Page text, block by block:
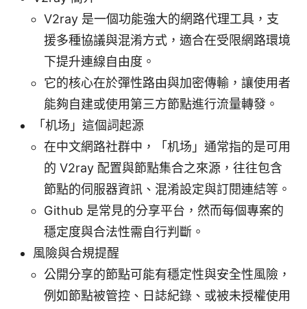
V2ray 是一個功能強大的網路代理工具，支
援多種協議與混淆方式，適合在受限網路環境
下提升連線自由度。
它的核心在於彈性路由與加密傳輸，讓使用者
能夠自建或使用第三方節點進行流量轉發。
「机场」這個詞起源
在中文網路社群中，「机场」通常指的是可用
的 V2ray 配置與節點集合之來源，往往包含
節點的伺服器資訊、混淆設定與訂閱連結等。
Github 是常見的分享平台，然而每個專案的
穩定度與合法性需自行判斷。
風險與合規提醒
公開分享的節點可能有穩定性與安全性風險，
例如節點被管控、日誌紀錄、或被未授權使用